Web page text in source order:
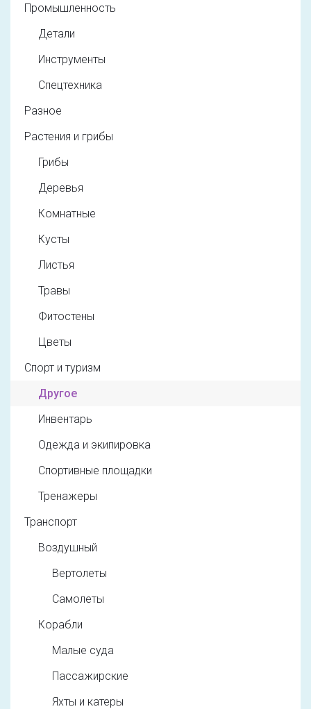
Промышленность
Детали
Инструменты
Спецтехника
Разное
Растения и грибы
Грибы
Деревья
Комнатные
Кусты
Листья
Травы
Фитостены
Цветы
Спорт и туризм
Другое
Инвентарь
Одежда и экипировка
Спортивные площадки
Тренажеры
Транспорт
Воздушный
Вертолеты
Самолеты
Корабли
Малые суда
Пассажирские
Яхты и катеры